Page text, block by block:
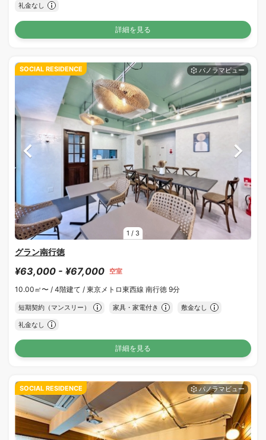
礼金なし
詳細を見る
1 / 3
SOCIAL RESIDENCE
グラン南行徳
¥63,000 - ¥67,000 空室
10.00㎡〜 / 4階建て / 東京メトロ東西線 南行徳 9分
短期契約（マンスリー） 家具・家電付き 敷金なし
礼金なし
詳細を見る
SOCIAL RESIDENCE